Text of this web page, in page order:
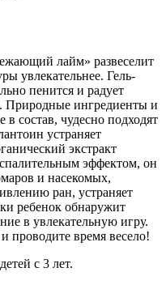
лайм» развеселит
увлекательнее. Гель-
пенится и радует
Природные ингредиенты и
в состав, чудесно подходят
устраняет
экстракт
эффектом, он
и насекомых,
ран, устраняет
ребенок обнаружит
в увлекательную игру.
проводите время весело!
с 3 лет.